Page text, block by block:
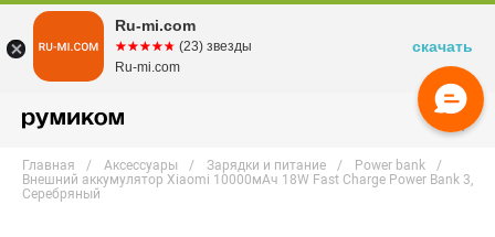
Главная Аксессуары Зарядки и питание
Power bank
Внешний аккумулятор Xiaomi 10000мАч 18W Fast Charge Power Bank 3,
Серебряный
Ru-mi.com
☆☆☆☆☆
★★★★★ (23) звезды
Ru-mi.com
скачать